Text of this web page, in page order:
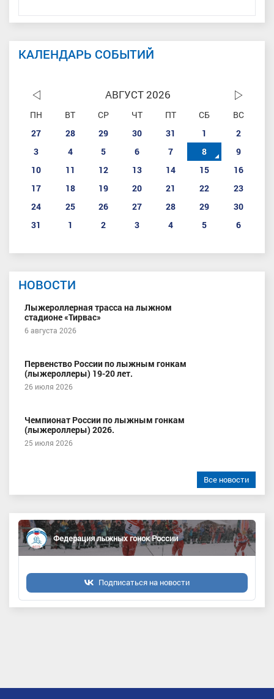
КАЛЕНДАРЬ СОБЫТИЙ
АВГУСТ 2026
ПН ВТ СР ЧТ ПТ СБ
ВС
27
28 29 30 31 1
2
3
4 5 6 7 8
9
10
11 12 13 14 15
16
17
18 19 20 21 22
23
24
25 26 27 28 29
30
31
1 2 3 4 5 6
НОВОСТИ
Лыжероллерная трасса на лыжном
стадионе «Тирвас»
6 августа 2026
Первенство России по лыжным гонкам
(лыжероллеры) 19-20 лет.
26 июля 2026
Чемпионат России по лыжным гонкам
(лыжероллеры) 2026.
25 июля 2026
Все новости
Федерация лыжных гонок России
Подписаться на новости